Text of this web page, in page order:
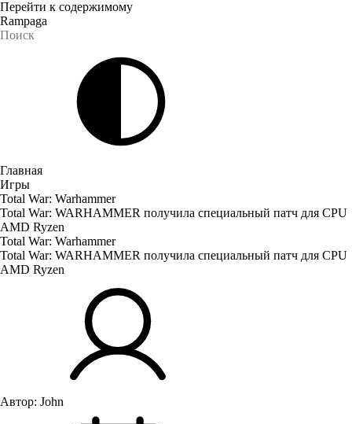
Перейти к содержимому
Rampaga
Главная
Игры
Total War: Warhammer
Total War: WARHAMMER получила специальный патч для CPU
AMD Ryzen
Total War: Warhammer
Total War: WARHAMMER получила специальный патч для CPU
AMD Ryzen
Автор: John